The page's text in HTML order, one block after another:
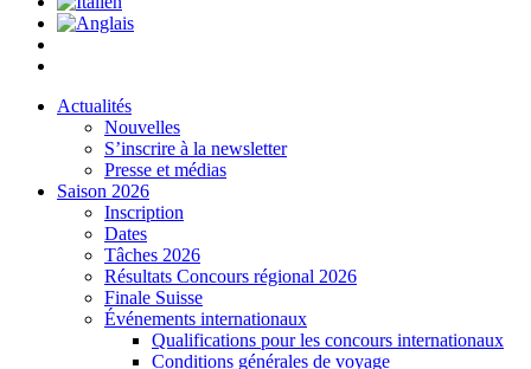
Actualités
Nouvelles
S’inscrire à la newsletter
Presse et médias
Saison 2026
Inscription
Dates
Tâches 2026
Résultats Concours régional 2026
Finale Suisse
Événements internationaux
Qualifications pour les concours internationaux
Conditions générales de voyage